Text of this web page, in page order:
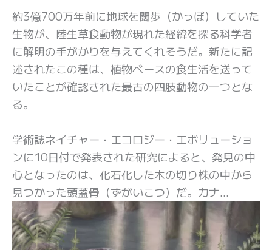
約3億700万年前に地球を闊歩（かっぽ）していた
生物が、陸生草食動物が現れた経緯を探る科学者
に解明の手がかりを与えてくれそうだ。新たに記
述されたこの種は、植物ベースの食生活を送って
いたことが確認された最古の四肢動物の一つとな
る。
学術誌ネイチャー・エコロジー・エボリューショ
ンに10日付で発表された研究によると、発見の中
心となったのは、化石化した木の切り株の中から
見つかった頭蓋骨（ずがいこつ）だ。カナ…